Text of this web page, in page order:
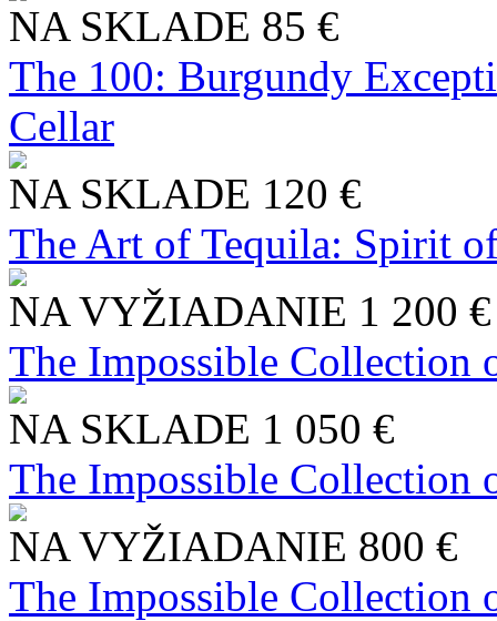
NA SKLADE 85 €
The 100: Burgundy
Cellar
NA SKLADE 120 €
The Art of Tequila: Spirit
NA VYŽIADANIE 1 200 €
The Impossible Collection
NA SKLADE 1 050 €
The Impossible Collection
NA VYŽIADANIE 800 €
The Impossible Collection